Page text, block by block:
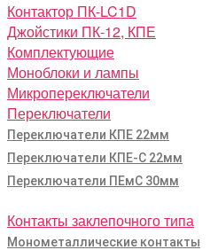
Контактор ПК-LC1D
Джойстики ПК-12, КПЕ
Комплектующие
Моноблоки и лампы
Микропереключатели
Переключатели
Переключатели КПЕ 22мм
Переключатели КПЕ-С 22мм
Переключатели ПЕмС 30мм
Контакты заклепочного типа
Монометаллические контакты